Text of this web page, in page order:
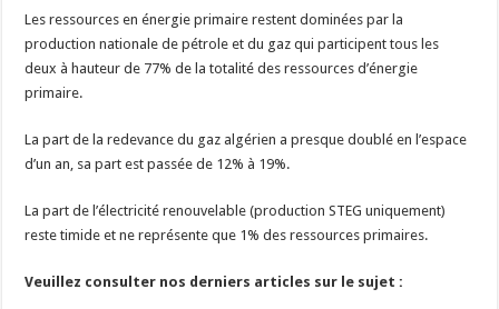
Les ressources en énergie primaire restent dominées par la
production nationale de pétrole et du gaz qui participent tous les
deux à hauteur de 77% de la totalité des ressources d’énergie
primaire.
La part de la redevance du gaz algérien a presque doublé en l’espace
d’un an, sa part est passée de 12% à 19%.
La part de l’électricité renouvelable (production STEG uniquement)
reste timide et ne représente que 1% des ressources primaires.
Veuillez consulter nos derniers articles sur le sujet :